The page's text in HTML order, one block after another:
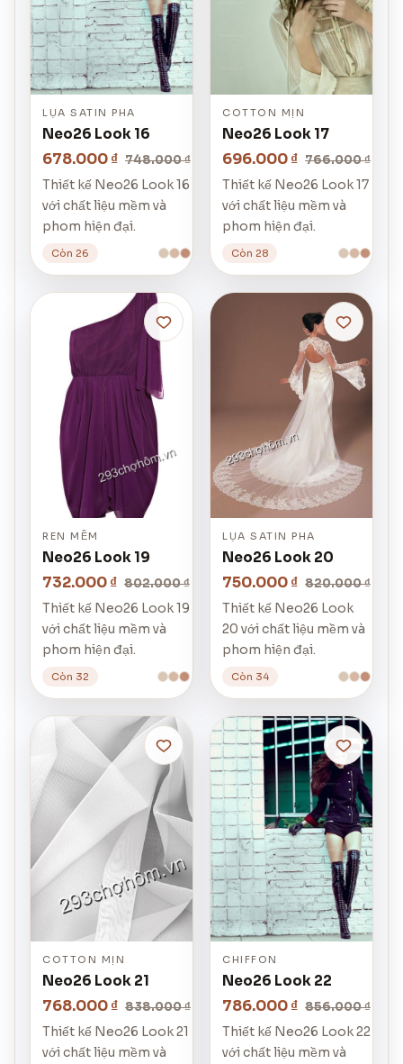
LỤA SATIN PHA
Neo26 Look 16
678.000 ₫ 748.000 ₫
Thiết kế Neo26 Look 16
với chất liệu mềm và
phom hiện đại.
Còn 26
COTTON MỊN
Neo26 Look 17
696.000 ₫ 766.000 ₫
Thiết kế Neo26 Look 17
với chất liệu mềm và
phom hiện đại.
Còn 28
REN MỀM
Neo26 Look 19
732.000 ₫ 802.000 ₫
Thiết kế Neo26 Look 19
với chất liệu mềm và
phom hiện đại.
Còn 32
LỤA SATIN PHA
Neo26 Look 20
750.000 ₫ 820.000 ₫
Thiết kế Neo26 Look
20 với chất liệu mềm và
phom hiện đại.
Còn 34
COTTON MỊN
Neo26 Look 21
768.000 ₫ 838.000 ₫
Thiết kế Neo26 Look 21
với chất liệu mềm và
CHIFFON
Neo26 Look 22
786.000 ₫ 856.000 ₫
Thiết kế Neo26 Look 22
với chất liệu mềm và